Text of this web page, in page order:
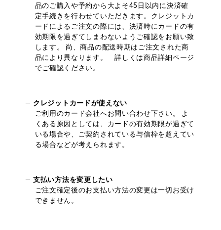
品のご購入や予約から大よそ45日以内に決済確
定手続きを行わせていただきます。クレジットカ
ードによるご注文の際には、決済時にカードの有
効期限を過ぎてしまわないようご確認をお願い致
します。 尚、商品の配送時期はご注文された商
品により異なります。 詳しくは商品詳細ページ
でご確認ください。
クレジットカードが使えない
ご利用のカード会社へお問い合わせ下さい。 よ
くある原因としては、カードの有効期限が過ぎて
いる場合や、ご契約されている与信枠を超えてい
る場合などが考えられます。
支払い方法を変更したい
ご注文確定後のお支払い方法の変更は一切お受け
できません。